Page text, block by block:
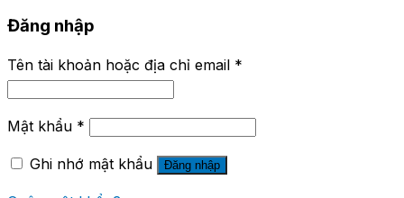
Đăng nhập
Tên tài khoản hoặc địa chỉ email *
Mật khẩu *
Ghi nhớ mật khẩu Đăng nhập